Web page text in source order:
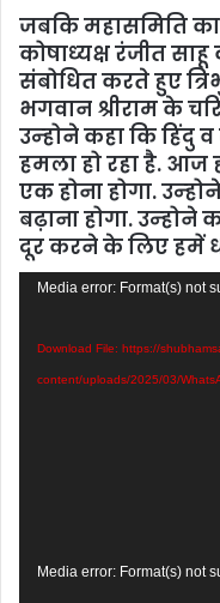
जबकि महासमिति का
कोषाध्‍यक्ष रंजीत
संबोधित करते हुए
भगवान श्रीराम के
उन्‍होने कहा कि हिंदु
हमला हो रहा है. आज
एक होना होगा.
बढ़ाना होगा.
दूर करने के लिए हमें
Video
Media error: Format(s) not
Download File: https://
content/uploads/2025/03/
Video
Media error: Format(s) not